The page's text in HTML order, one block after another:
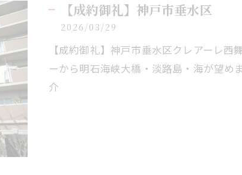
【成約御礼】神戸市垂水区
2026/03/29
【成約御礼】神戸市垂水区クレアーレ
ーから明石海峡大橋・淡路島・海が望め
介